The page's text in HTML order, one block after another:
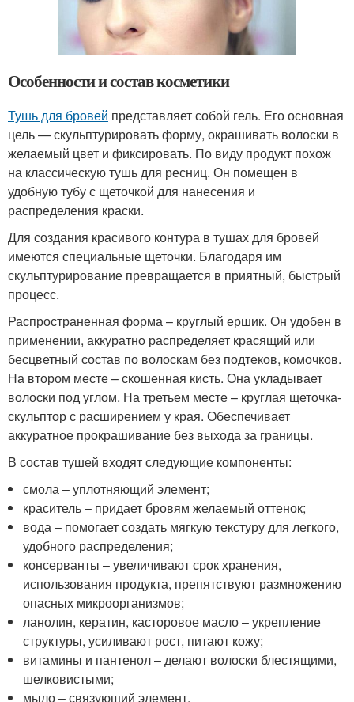
Особенности и состав косметики
Тушь для бровей представляет собой гель. Его основная
цель — скульптурировать форму, окрашивать волоски в
желаемый цвет и фиксировать. По виду продукт похож
на классическую тушь для ресниц. Он помещен в
удобную тубу с щеточкой для нанесения и
распределения краски.
Для создания красивого контура в тушах для бровей
имеются специальные щеточки. Благодаря им
скульптурирование превращается в приятный, быстрый
процесс.
Распространенная форма – круглый ершик. Он удобен в
применении, аккуратно распределяет красящий или
бесцветный состав по волоскам без подтеков, комочков.
На втором месте – скошенная кисть. Она укладывает
волоски под углом. На третьем месте – круглая щеточка-
скульптор с расширением у края. Обеспечивает
аккуратное прокрашивание без выхода за границы.
В состав тушей входят следующие компоненты:
смола – уплотняющий элемент;
краситель – придает бровям желаемый оттенок;
вода – помогает создать мягкую текстуру для легкого,
удобного распределения;
консерванты – увеличивают срок хранения,
использования продукта, препятствуют размножению
опасных микроорганизмов;
ланолин, кератин, касторовое масло – укрепление
структуры, усиливают рост, питают кожу;
витамины и пантенол – делают волоски блестящими,
шелковистыми;
мыло – связующий элемент.